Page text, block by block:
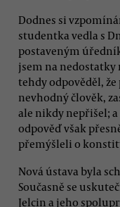
Dodnes si
studentka vedla s
postaveným
jsem na nedostatky
tehdy odpověděl,
nevhodný člověk,
ale nikdy nepřišel;
odpověď však
přemýšleli o
Nová ústava byla
Současně se
Jelcin a jeho